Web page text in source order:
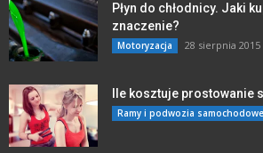
Płyn do chłodnicy. Jaki
znaczenie?
Motoryzacja 28 sierpnia 2015
Ile kosztuje prostowanie
Ramy i podwozia samochodowe